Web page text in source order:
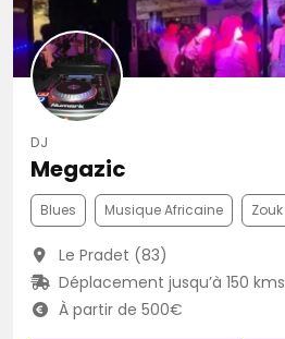
DJ
Megazic
Blues Musique Africaine Zouk
Le Pradet (83)
Déplacement jusqu’à 150 kms
À partir de 500€